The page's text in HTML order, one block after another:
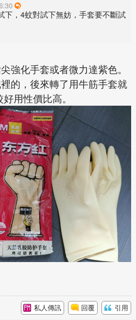
下，4蚊對試下無妨，手套要不斷試
強化手套或者微力達紫色。
的，後來轉了用牛筋手套就
用性價比高。
私人傳訊 回覆 引用